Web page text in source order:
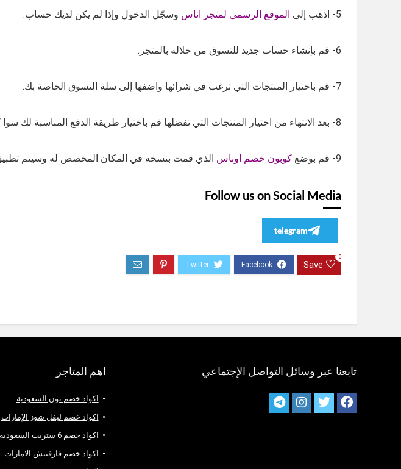
5- اذهب إلى الموقع الرسمي لمتجر اناس وسجّل الدخول وإذا لم يكن لديك حساب.
6- قم بإنشاء حساب جديد للتسوق من خلاله بالمتجر.
7- قم باختيار المنتجات التي ترغب في شرائها واضفها إلى سلة التسوق الخاصة بك.
8- بعد الانتهاء من اختيار المنتجات التي تفضلها قم باختيار طريقة الدفع المناسبة لك سوا كان الدفع بواسطة بطاقة الائتمان او الدفع عند الاستلام.
9- قم بوضع كوبون خصم اوناس الذي قمت بنسخه في المكان المخصص له وسيتم
Follow us on Social Media
telegram
Save
0
تابعنا عبر وسائل التواصل الإجتماعي اهم المتاجر
اكواد خصم نون السعودية
اكواد خصم ليفل شوز الإمارات
اكواد خصم 6 ستريت السعودية
اكواد خصم فارفيتش الامارات